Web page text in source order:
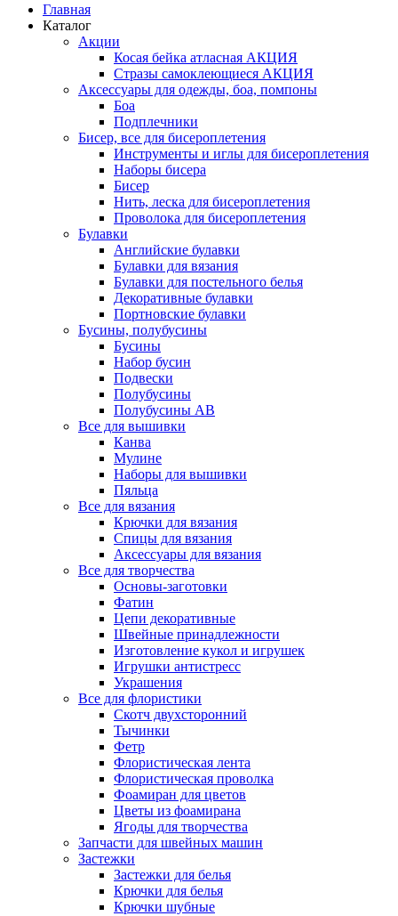
Главная
Каталог
Акции
Косая бейка атласная АКЦИЯ
Стразы самоклеющиеся АКЦИЯ
Аксессуары для одежды, боа, помпоны
Боа
Подплечники
Бисер, все для бисероплетения
Инструменты и иглы для бисероплетения
Наборы бисера
Бисер
Нить, леска для бисероплетения
Проволока для бисероплетения
Булавки
Английские булавки
Булавки для вязания
Булавки для постельного белья
Декоративные булавки
Портновские булавки
Бусины, полубусины
Бусины
Набор бусин
Подвески
Полубусины
Полубусины AB
Все для вышивки
Канва
Мулине
Наборы для вышивки
Пяльца
Все для вязания
Крючки для вязания
Спицы для вязания
Аксессуары для вязания
Все для творчества
Основы-заготовки
Фатин
Цепи декоративные
Швейные принадлежности
Изготовление кукол и игрушек
Игрушки антистресс
Украшения
Все для флористики
Скотч двухсторонний
Тычинки
Фетр
Флористическая лента
Флористическая проволка
Фоамиран для цветов
Цветы из фоамирана
Ягоды для творчества
Запчасти для швейных машин
Застежки
Застежки для белья
Крючки для белья
Крючки шубные